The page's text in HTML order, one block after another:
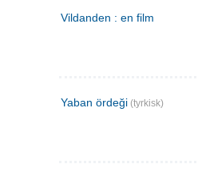
Vildanden : en film
Yaban ördeği (tyrkisk)